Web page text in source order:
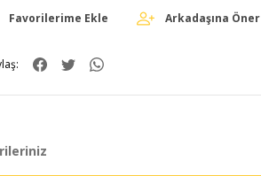
Arkadaşına Öner